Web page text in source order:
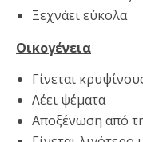
Ξεχνάει εύκολα
Οικογένεια
Γίνεται
Λέει ψέματα
Αποξένωση από